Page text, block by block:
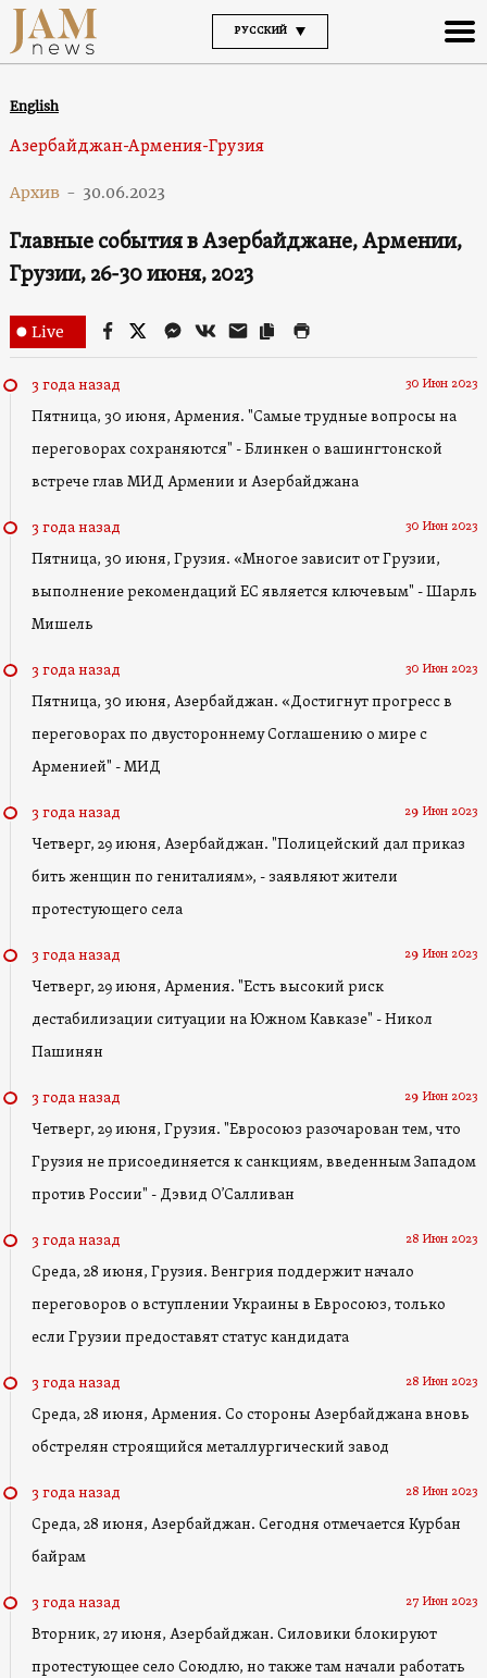
РУССКИЙ
English
Азербайджан-Армения-Грузия
Архив - 30.06.2023
Главные события в Азербайджане, Армении,
Грузии, 26-30 июня, 2023
Live
3 года назад 30 Июн 2023
Пятница, 30 июня, Армения. "Самые трудные вопросы на
переговорах сохраняются" - Блинкен о вашингтонской
встрече глав МИД Армении и Азербайджана
3 года назад 30 Июн 2023
Пятница, 30 июня, Грузия. «Многое зависит от Грузии,
выполнение рекомендаций ЕС является ключевым" - Шарль
Мишель
3 года назад 30 Июн 2023
Пятница, 30 июня, Азербайджан. «Достигнут прогресс в
переговорах по двустороннему Соглашению о мире с
Арменией" - МИД
3 года назад 29 Июн 2023
Четверг, 29 июня, Азербайджан. "Полицейский дал приказ
бить женщин по гениталиям», - заявляют жители
протестующего села
3 года назад 29 Июн 2023
Четверг, 29 июня, Армения. "Есть высокий риск
дестабилизации ситуации на Южном Кавказе" - Никол
Пашинян
3 года назад 29 Июн 2023
Четверг, 29 июня, Грузия. "Евросоюз разочарован тем, что
Грузия не присоединяется к санкциям, введенным Западом
против России" - Дэвид О’Салливан
3 года назад 28 Июн 2023
Среда, 28 июня, Грузия. Венгрия поддержит начало
переговоров о вступлении Украины в Евросоюз, только
если Грузии предоставят статус кандидата
3 года назад 28 Июн 2023
Среда, 28 июня, Армения. Со стороны Азербайджана вновь
обстрелян строящийся металлургический завод
3 года назад 28 Июн 2023
Среда, 28 июня, Азербайджан. Сегодня отмечается Курбан
байрам
3 года назад 27 Июн 2023
Вторник, 27 июня, Азербайджан. Силовики блокируют
протестующее село Союдлю, но также там начали работать